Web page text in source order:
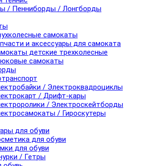
/ Пенниборды / Лонгборды
самокаты
и аксессуары для самоката
детские трехколесные
самокаты
/ Электроквадроциклы
/ Дрифт-кары
/ Электроскейтборды
/ Гироскутеры
для обуви
для обуви
для обуви
/ Гетры